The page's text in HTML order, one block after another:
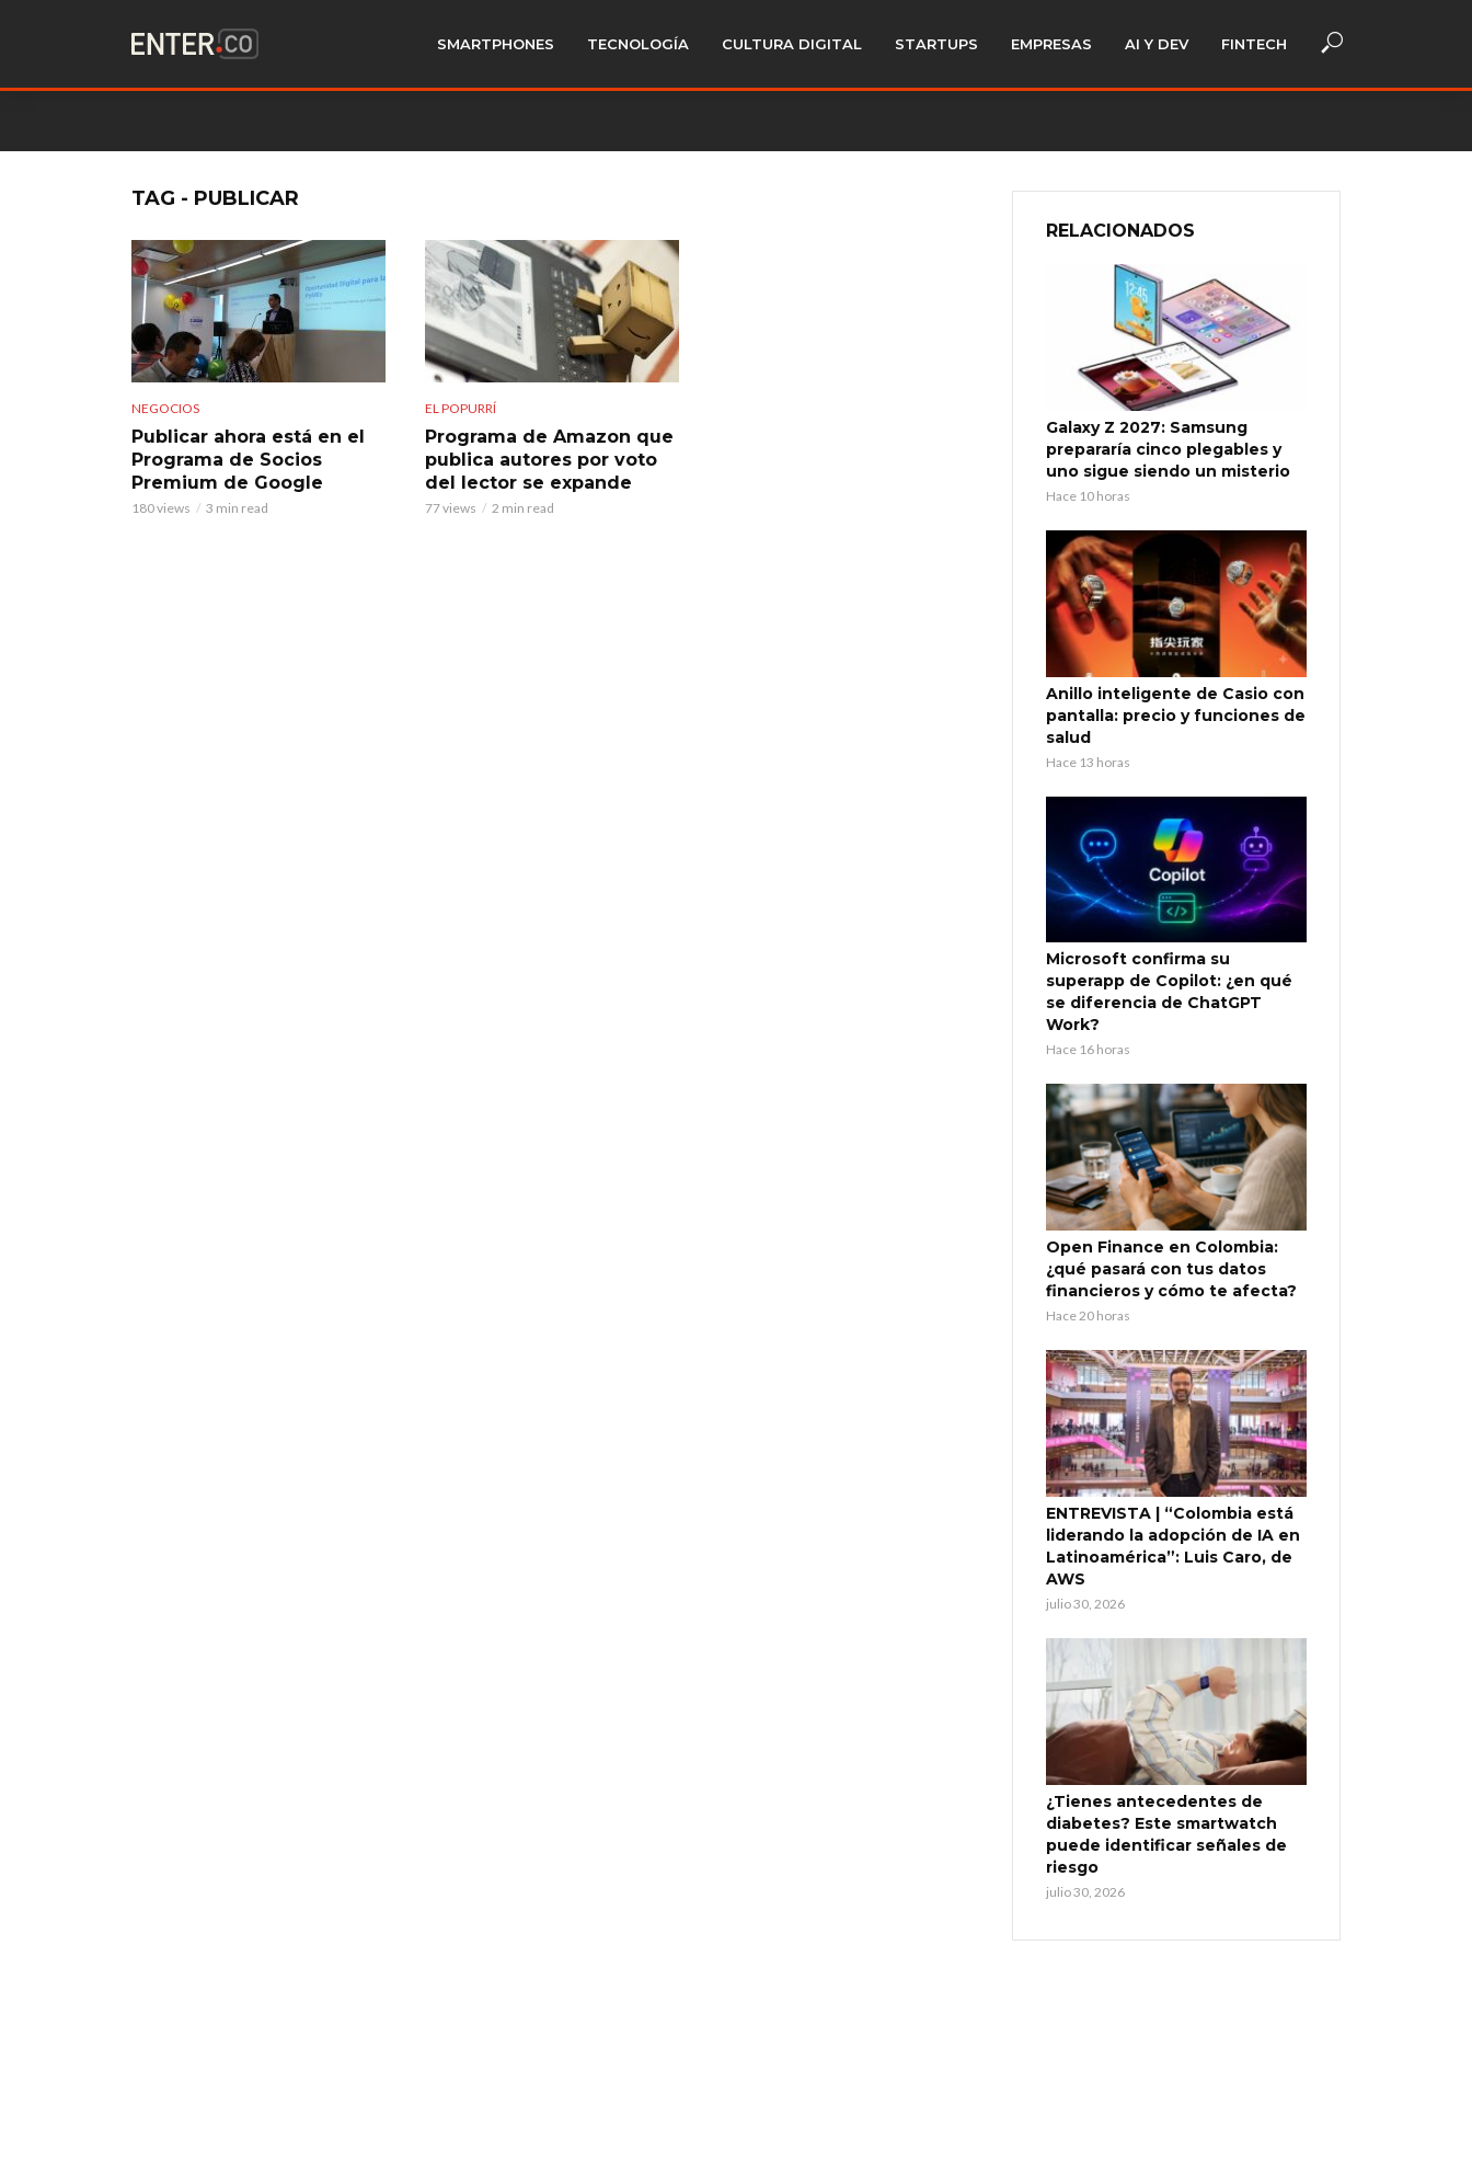
SMARTPHONES TECNOLOGÍA CULTURA DIGITAL STARTUPS EMPRESAS AI Y DEV FINTECH
TAG - PUBLICAR
NEGOCIOS
Publicar ahora está en el
Programa de Socios
Premium de Google
180 views 3 min read
EL POPURRÍ
Programa de Amazon que
publica autores por voto
del lector se expande
77 views 2 min read
RELACIONADOS
Galaxy Z 2027: Samsung
prepararía cinco plegables y
uno sigue siendo un misterio
Hace 10 horas
Anillo inteligente de Casio con
pantalla: precio y funciones de
salud
Hace 13 horas
Microsoft confirma su
superapp de Copilot: ¿en qué
se diferencia de ChatGPT
Work?
Hace 16 horas
Open Finance en Colombia:
¿qué pasará con tus datos
financieros y cómo te afecta?
Hace 20 horas
ENTREVISTA | “Colombia está
liderando la adopción de IA en
Latinoamérica”: Luis Caro, de
AWS
julio 30, 2026
¿Tienes antecedentes de
diabetes? Este smartwatch
puede identificar señales de
riesgo
julio 30, 2026